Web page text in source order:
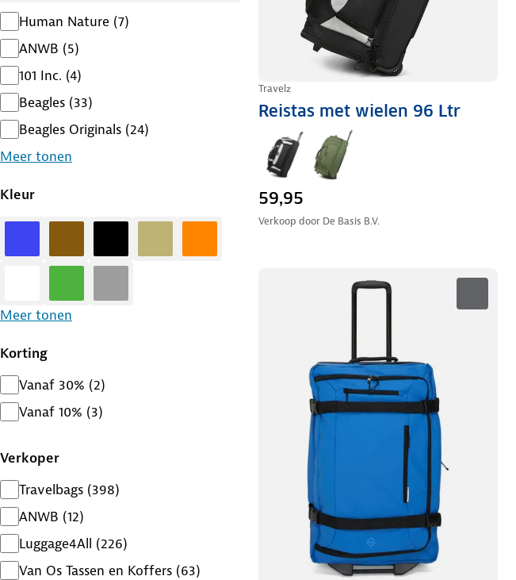
Human Nature (7)
ANWB (5)
101 Inc. (4)
Beagles (33)
Beagles Originals (24)
Meer tonen
Kleur
Meer tonen
Korting
Vanaf 30% (2)
Vanaf 10% (3)
Verkoper
Travelbags (398)
ANWB (12)
Luggage4All (226)
Van Os Tassen en Koffers (63)
Travelz
Reistas met wielen 96 Ltr
59,95
Verkoop door De Basis B.V.